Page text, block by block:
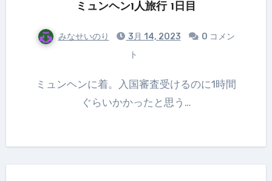
ミュンヘン1人旅行 1日目
みなせいのり 3月 14, 2023
0 コメン
ト
ミュンヘンに着。入国審査受けるのに1時間
ぐらいかかったと思う…